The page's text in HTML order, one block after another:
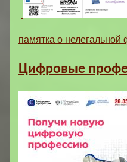
памятка о нелегальной
Цифровые